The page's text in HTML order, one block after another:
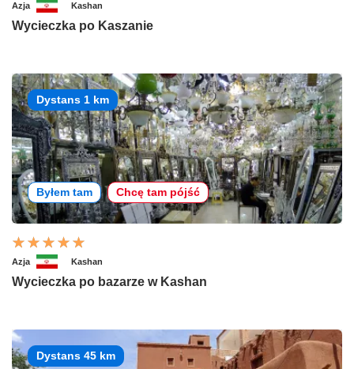
Azja Kashan
Wycieczka po Kaszanie
Dystans 1 km
Byłem tam Chcę tam pójść
Azja Kashan
Wycieczka po bazarze w Kashan
Dystans 45 km